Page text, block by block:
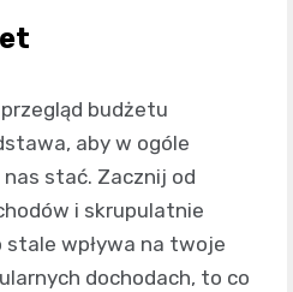
budżetu
aby w ogóle
stać. Zacznij od
i skrupulatnie
wpływa na twoje
dochodach, to co